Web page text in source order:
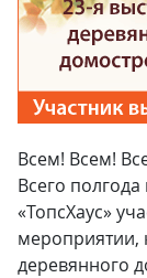
Всем! Всем!
Всего
«ТопсХаус»
мероприятии,
деревянного